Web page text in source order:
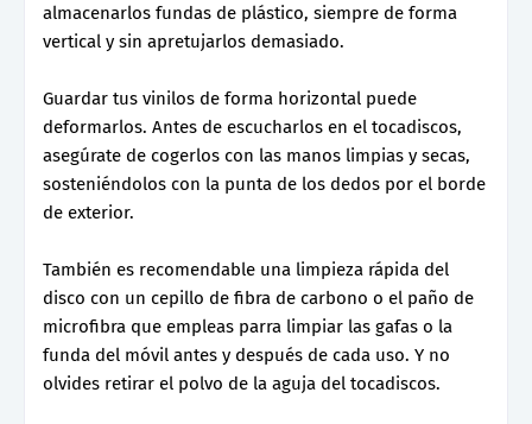
almacenarlos fundas de plástico, siempre de forma
vertical y sin apretujarlos demasiado.
Guardar tus vinilos de forma horizontal puede
deformarlos. Antes de escucharlos en el tocadiscos,
asegúrate de cogerlos con las manos limpias y secas,
sosteniéndolos con la punta de los dedos por el borde
de exterior.
También es recomendable una limpieza rápida del
disco con un cepillo de fibra de carbono o el paño de
microfibra que empleas parra limpiar las gafas o la
funda del móvil antes y después de cada uso. Y no
olvides retirar el polvo de la aguja del tocadiscos.